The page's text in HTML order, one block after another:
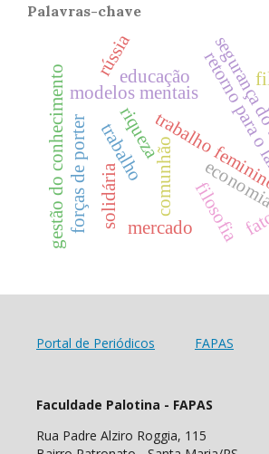
Palavras-chave
trabalhocomunhão
trabalhoretorno
solidária
riqueza
modelos mentais
gestão do conhecimento filosofia
educação
mercado
forças de porter
rússia
Portal de Periódicos FAPAS
Faculdade Palotina - FAPAS
Rua Padre Alziro Roggia, 115